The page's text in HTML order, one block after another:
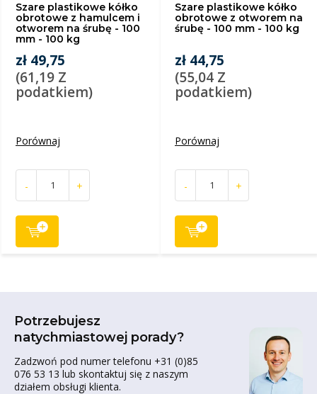
Szare plastikowe kółko
obrotowe z hamulcem i
otworem na śrubę - 100
mm - 100 kg
zł 49,75
(61,19 Z
podatkiem)
Porównaj
- +
Szare plastikowe kółko
obrotowe z otworem na
śrubę - 100 mm - 100 kg
zł 44,75
(55,04 Z
podatkiem)
Porównaj
- +
Potrzebujesz
natychmiastowej porady?
Zadzwoń pod numer telefonu +31 (0)85
076 53 13 lub skontaktuj się z naszym
działem obsługi klienta.